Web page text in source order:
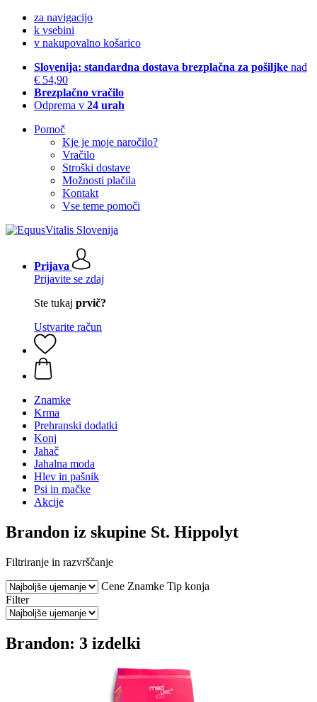
za navigacijo
k vsebini
v nakupovalno košarico
Slovenija: standardna dostava brezplačna za pošiljke nad
€ 54,90
Brezplačno vračilo
Odprema v 24 urah
Pomoč
Kje je moje naročilo?
Vračilo
Stroški dostave
Možnosti plačila
Kontakt
Vse teme pomoči
Prijava
Prijavite se zdaj
Ste tukaj prvič?
Ustvarite račun
Znamke
Krma
Prehranski dodatki
Konj
Jahač
Jahalna moda
Hlev in pašnik
Psi in mačke
Akcije
Brandon iz skupine St. Hippolyt
Filtriranje in razvrščanje
Cene Znamke Tip konja
Filter
Brandon: 3 izdelki